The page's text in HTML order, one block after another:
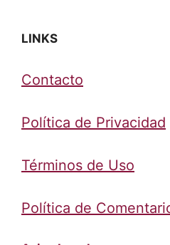
LINKS
Contacto
Política de Privacidad
Términos de Uso
Política de